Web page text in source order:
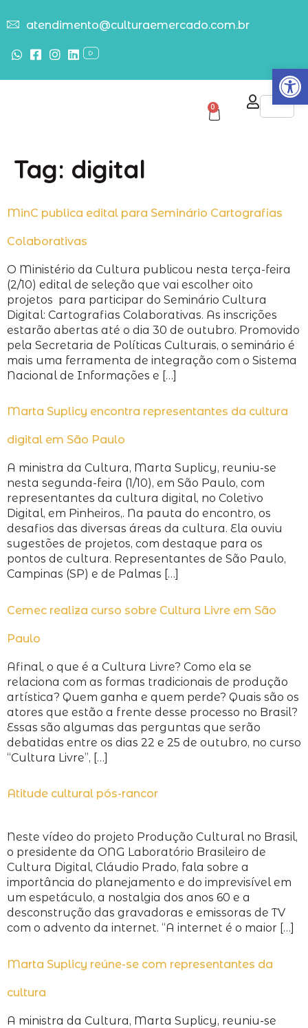
Abrir
atendimento@culturaemercado.com.br
0
Tag: digital
MinC publica edital para Seminário Cartografias
Colaborativas
O Ministério da Cultura publicou nesta terça-feira
(2/10) edital de seleção que vai escolher oito
projetos para participar do Seminário Cultura
Digital: Cartografias Colaborativas. As inscrições
estarão abertas até o dia 30 de outubro. Promovido
pela Secretaria de Políticas Culturais, o seminário é
mais uma ferramenta de integração com o Sistema
Nacional de Informações e […]
Marta Suplicy encontra representantes da cultura
digital em São Paulo
A ministra da Cultura, Marta Suplicy, reuniu-se
nesta segunda-feira (1/10), em São Paulo, com
representantes da cultura digital, no Coletivo
Digital, em Pinheiros,. Na pauta do encontro, os
desafios das diversas áreas da cultura. Ela ouviu
sugestões de projetos, com destaque para os
pontos de cultura. Representantes de São Paulo,
Campinas (SP) e de Palmas […]
Cemec realiza curso sobre Cultura Livre em São
Paulo
Afinal, o que é a Cultura Livre? Como ela se
relaciona com as formas tradicionais de produção
artística? Quem ganha e quem perde? Quais são os
atores que estão a frente desse processo no Brasil?
Essas são algumas das perguntas que serão
debatidas entre os dias 22 e 25 de outubro, no curso
“Cultura Livre”, […]
Atitude cultural pós-rancor
Neste vídeo do projeto Produção Cultural no Brasil,
o presidente da ONG Laboratório Brasileiro de
Cultura Digital, Cláudio Prado, fala sobre a
importância do planejamento e do imprevisível em
um espetáculo, a nostalgia dos anos 60 e a
desconstrução das gravadoras e emissoras de TV
com o advento da internet. “A internet é o maior […]
Marta Suplicy reúne-se com representantes da
cultura
A ministra da Cultura, Marta Suplicy, reuniu-se